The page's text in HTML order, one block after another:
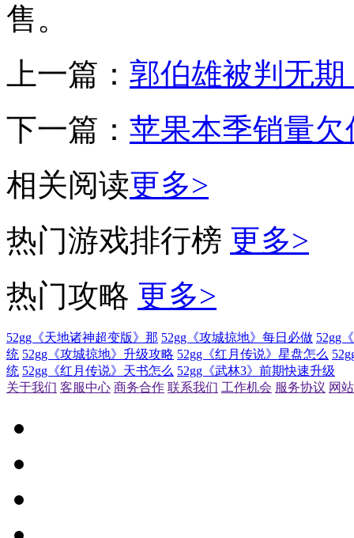
售。
上一篇： 郭伯雄被判无期
下一篇： 苹果本季销量
相关阅读更多>
热门游戏排行榜 更多>
热门攻略 更多>
52gg《天地诸神超变版》那 52gg《攻城掠地》每日必做 52gg
统 52gg《攻城掠地》升级攻略 52gg《红月传说》星盘怎么
统 52gg《红月传说》天书怎么 52gg《武林3》前期快速升级
关于我们 客服中心 商务合作 联系我们 工作机会 服务协议 网